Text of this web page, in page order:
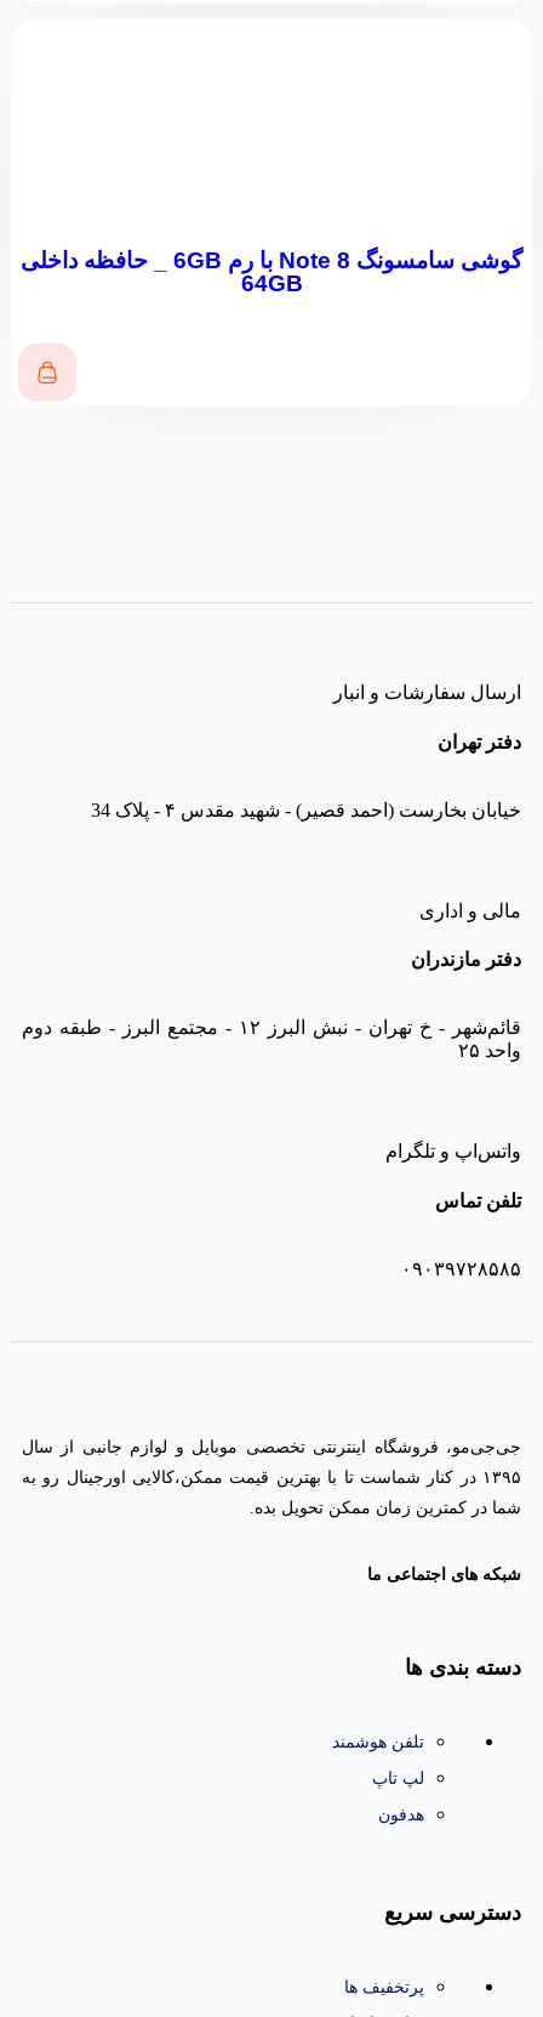
گوشی سامسونگ Note 8 با رم 6GB _ حافظه داخلی
64GB
ارسال سفارشات و انبار
دفتر تهران
خیابان بخارست (احمد قصیر) - شهید مقدس ۴ - پلاک 34
مالی و اداری
دفتر مازندران
قائم‌شهر - خ تهران - نبش البرز ۱۲ - مجتمع البرز - طبقه دوم
واحد ۲۵
واتس‌اپ و تلگرام
تلفن تماس
۰۹۰۳۹۷۲۸۵۸۵
جی‌جی‌مو، فروشگاه اینترنتی تخصصی موبایل و لوازم جانبی از سال
۱۳۹۵ در کنار شماست تا با بهترین قیمت ممکن،‌کالایی اورجینال رو به
شما در کمترین زمان ممکن تحویل بده.
شبکه های اجتماعی ما
دسته بندی ها
تلفن هوشمند
لپ تاپ
هدفون
دسترسی سریع
پرتخفیف ها